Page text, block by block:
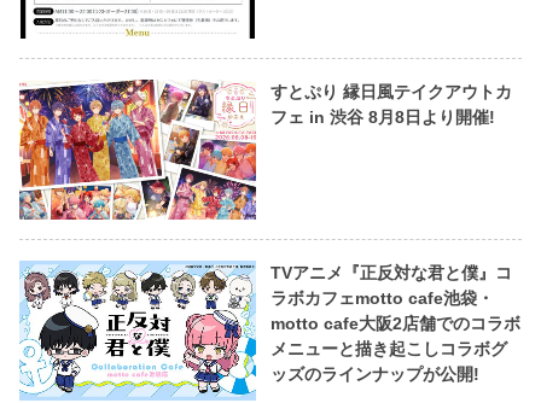
すとぷり 縁日風テイクアウトカ
フェ in 渋谷 8月8日より開催!
TVアニメ『正反対な君と僕』コ
ラボカフェmotto cafe池袋・
motto cafe大阪2店舗でのコラボ
メニューと描き起こしコラボグ
ッズのラインナップが公開!